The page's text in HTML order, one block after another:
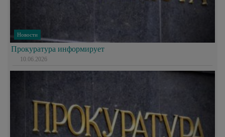
Новости
Прокуратура информирует
10.06.2026